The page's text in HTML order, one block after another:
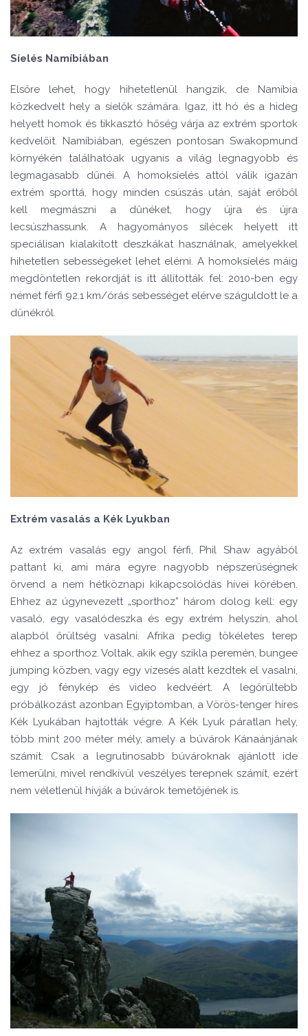
Síelés Namíbiában
Elsőre lehet, hogy hihetetlenül hangzik, de Namíbia
közkedvelt hely a síelők számára. Igaz, itt hó és a hideg
helyett homok és tikkasztó hőség várja az extrém sportok
kedvelőit. Namíbiában, egészen pontosan Swakopmund
környékén találhatóak ugyanis a világ legnagyobb és
legmagasabb dűnéi. A homoksíelés attól válik igazán
extrém sporttá, hogy minden csúszás után, saját erőből
kell megmászni a dűnéket, hogy újra és újra
lecsúszhassunk. A hagyományos sílécek helyett itt
speciálisan kialakított deszkákat használnak, amelyekkel
hihetetlen sebességeket lehet elérni. A homoksíelés máig
megdöntetlen rekordját is itt állították fel: 2010-ben egy
német férfi 92.1 km/órás sebességet elérve száguldott le a
dűnékről.
Extrém vasalás a Kék Lyukban
Az extrém vasalás egy angol férfi, Phil Shaw agyából
pattant ki, ami mára egyre nagyobb népszerűségnek
örvend a nem hétköznapi kikapcsolódás hívei körében.
Ehhez az úgynevezett „sporthoz” három dolog kell: egy
vasaló, egy vasalódeszka és egy extrém helyszín, ahol
alapból őrültség vasalni. Afrika pedig tökéletes terep
ehhez a sporthoz. Voltak, akik egy szikla peremén, bungee
jumping közben, vagy egy vízesés alatt kezdtek el vasalni,
egy jó fénykép és video kedvéért. A legőrültebb
próbálkozást azonban Egyiptomban, a Vörös-tenger híres
Kék Lyukában hajtották végre. A Kék Lyuk páratlan hely,
több mint 200 méter mély, amely a búvárok Kánaánjának
számít. Csak a legrutinosabb búvároknak ajánlott ide
lemerülni, mivel rendkívül veszélyes terepnek számít, ezért
nem véletlenül hívják a búvárok temetőjének is.